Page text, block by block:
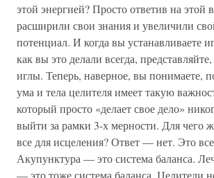
этой энергией? Просто ответив на этой
расширили свои знания и увеличили
потенциал. И когда вы устанавливаете
как вы это делали всегда,
иглы. Теперь, наверное, вы понимаете,
ума и тела целителя имеет такую
который просто «делает свое дело»
выйти за рамки 3-х мерности. Для чего
все для исцеления? Ответ — нет. Это
Акупунктура — это система баланса.
— это тоже система баланса. Целители